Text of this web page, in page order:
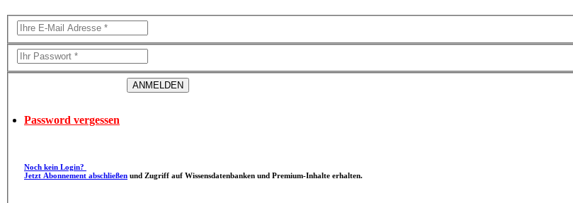
Password vergessen
Noch kein Login?
Jetzt Abonnement abschließen und Zugriff auf Wissensdatenbanken und Premium-Inhalte erhalten.